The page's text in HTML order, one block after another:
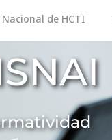
de HCTI